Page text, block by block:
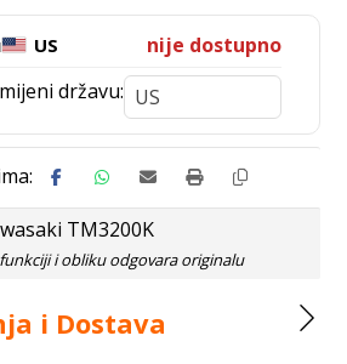
US
nije dostupno
državu:
TM3200K
i Dostava